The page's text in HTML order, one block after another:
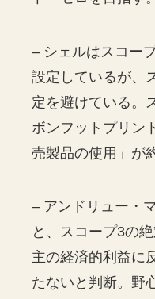
– シェルはスコー
設定しているが、
定を避けている。
ボンフットプリン
売製品の使用」が
– アンドリュー・
と、スコープ3の
主の経済的利益に
たないと判断。野